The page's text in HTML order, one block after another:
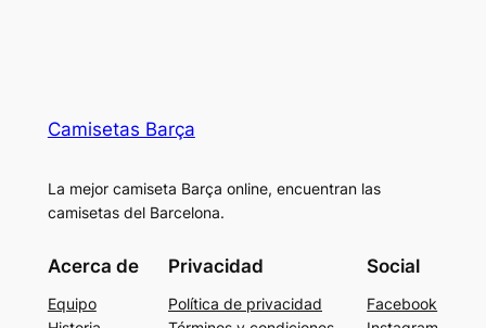
Camisetas Barça
La mejor camiseta Barça online, encuentran las
camisetas del Barcelona.
Acerca de
Equipo
Privacidad
Política de privacidad
Social
Facebook